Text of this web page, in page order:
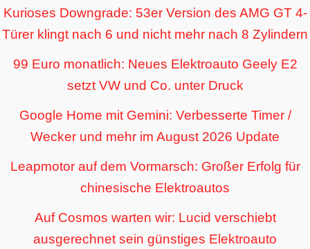
Kurioses Downgrade: 53er Version des AMG GT 4-
Türer klingt nach 6 und nicht mehr nach 8 Zylindern
99 Euro monatlich: Neues Elektroauto Geely E2
setzt VW und Co. unter Druck
Google Home mit Gemini: Verbesserte Timer /
Wecker und mehr im August 2026 Update
Leapmotor auf dem Vormarsch: Großer Erfolg für
chinesische Elektroautos
Auf Cosmos warten wir: Lucid verschiebt
ausgerechnet sein günstiges Elektroauto